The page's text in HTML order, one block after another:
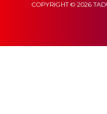
COPYRIGHT © 2026